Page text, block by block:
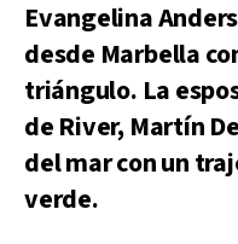
Evangelina
desde Marbella
triángulo. La
de River, Martín
del mar con un
verde.